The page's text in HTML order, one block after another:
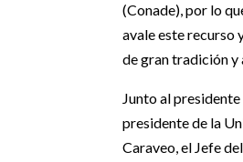
(Conade), por lo
avale este recurso
de gran tradición
Junto al
presidente de la
Caraveo, el Jefe